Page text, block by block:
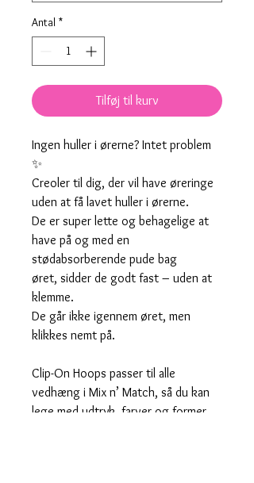
Antal *
Tilføj til kurv
Ingen huller i ørerne? Intet problem
✨
Creoler til dig, der vil have øreringe
uden at få lavet huller i ørerne.
De er super lette og behagelige at
have på og med en
stødabsorberende pude bag
øret, sidder de godt fast – uden at
klemme.
De går ikke igennem øret, men
klikkes nemt på.
Clip-On Hoops passer til alle
vedhæng i Mix n’ Match, så du kan
lege med udtryk, farver og former